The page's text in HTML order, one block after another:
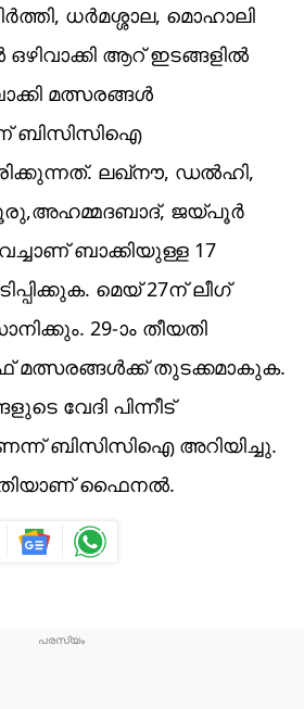
ധർമശ്ശാല, മൊഹാലി
ആറ് ഇടങ്ങളിൽ
മത്സരങ്ങൾ
ബിസിസിഐ
ലഖ്നൗ, ഡൽഹി,
ജയ്പൂർ
ബാക്കിയുള്ള 17
മെയ് 27ന് ലീഗ്
29-ാം തീയതി
തുടക്കമാകുക.
വേദി പിന്നീട്
ബിസിസിഐ അറിയിച്ചു.
ഫൈനൽ.